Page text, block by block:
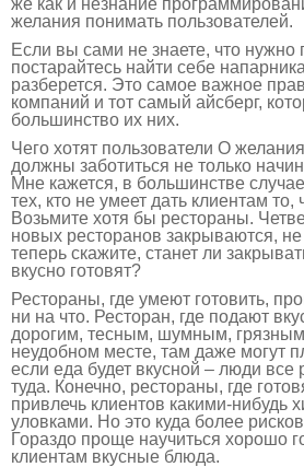
желания понимать пользователей.
Если вы сами не знаете, что нужно
постарайтесь найти себе
разберется. Это самое важное
компаний и тот самый айсберг,
большинство их них.
Чего хотят пользователи О
должны заботиться не только
Мне кажется, в большинстве
тех, кто не умеет дать клиентам то,
Возьмите хотя бы рестораны.
новых ресторанов закрываются,
теперь скажите, станет ли
вкусно готовят?
Рестораны, где умеют готовить,
ни на что. Ресторан, где подают
дорогим, тесным, шумным,
неудобном месте, там даже могут
если еда будет вкусной – люди все
туда. Конечно, рестораны, где
привлечь клиентов какими-нибудь
уловками. Но это куда более
Гораздо проще научиться хорошо
клиентам вкусные блюда.